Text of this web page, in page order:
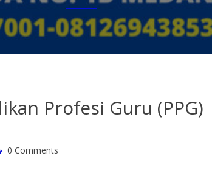
Profesi Guru (PPG)
0 Comments